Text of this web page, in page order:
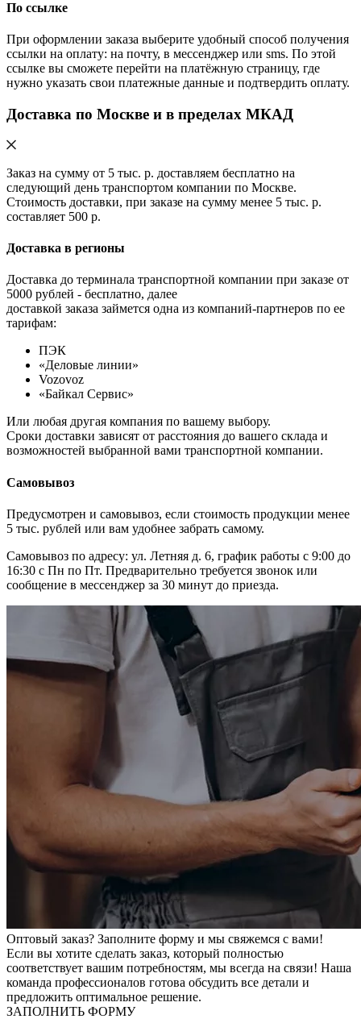
По ссылке
При оформлении заказа выберите удобный способ получения
ссылки на оплату: на почту, в мессенджер или sms. По этой
ссылке вы сможете перейти на платёжную страницу, где
нужно указать свои платежные данные и подтвердить оплату.
Доставка по Москве и в пределах МКАД
Заказ на сумму от 5 тыс. р. доставляем бесплатно на
следующий день транспортом компании по Москве.
Стоимость доставки, при заказе на сумму менее 5 тыс. р.
составляет 500 р.
Доставка в регионы
Доставка до терминала транспортной компании при заказе от
5000 рублей - бесплатно, далее
доставкой заказа займется одна из компаний-партнеров по ее
тарифам:
ПЭК
«Деловые линии»
Vozovoz
«Байкал Сервис»
Или любая другая компания по вашему выбору.
Сроки доставки зависят от расстояния до вашего склада и
возможностей выбранной вами транспортной компании.
Самовывоз
Предусмотрен и самовывоз, если стоимость продукции менее
5 тыс. рублей или вам удобнее забрать самому.
Самовывоз по адресу: ул. Летняя д. 6, график работы с 9:00 до
16:30 с Пн по Пт. Предварительно требуется звонок или
сообщение в мессенджер за 30 минут до приезда.
Оптовый заказ? Заполните форму и мы свяжемся с вами!
Если вы хотите сделать заказ, который полностью
соответствует вашим потребностям, мы всегда на связи! Наша
команда профессионалов готова обсудить все детали и
предложить оптимальное решение.
ЗАПОЛНИТЬ ФОРМУ